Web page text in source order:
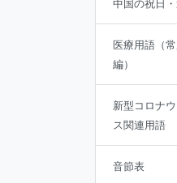
中国の祝日
医療用語（常
編）
新型コロナ
ス関連用語
音節表